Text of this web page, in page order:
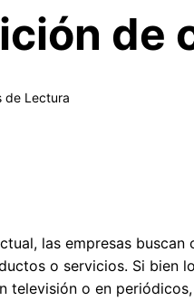
de
de Lectura
las empresas
o servicios. Si bien
televisión o en